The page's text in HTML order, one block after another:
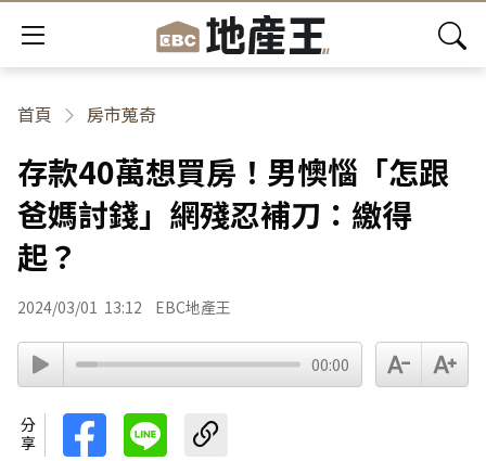
首頁 房市蒐奇
存款40萬想買房！男懊惱「怎跟
爸媽討錢」網殘忍補刀：繳得
起？
2024/03/01 13:12 EBC地產王
00:00
分享